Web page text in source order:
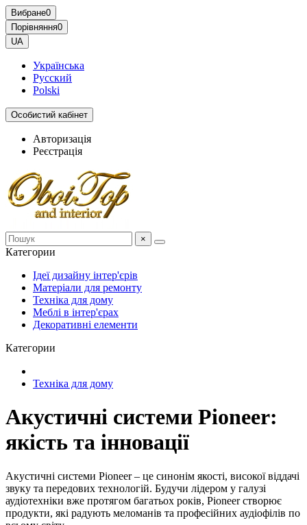
Вибране0
Порівняння0
UA
Українська
Русский
Polski
Особистий кабінет
Авторизація
Реєстрація
×
Категории
Ідеї дизайну інтер'єрів
Матеріали для ремонту
Техніка для дому
Меблі в інтер'єрах
Декоративні елементи
Категории
Техніка для дому
Акустичні системи Pioneer:
якість та інновації
Акустичні системи Pioneer – це синонім якості, високої віддачі
звуку та передових технологій. Будучи лідером у галузі
аудіотехніки вже протягом багатьох років, Pioneer створює
продукти, які радують меломанів та професійних аудіофілів по